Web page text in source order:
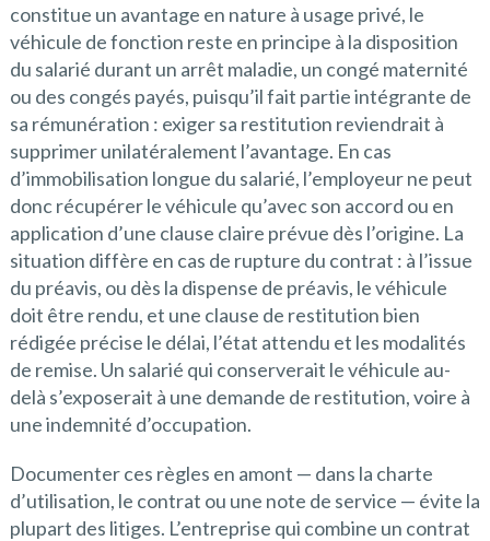
constitue un avantage en nature à usage privé, le
véhicule de fonction reste en principe à la disposition
du salarié durant un arrêt maladie, un congé maternité
ou des congés payés, puisqu’il fait partie intégrante de
sa rémunération : exiger sa restitution reviendrait à
supprimer unilatéralement l’avantage. En cas
d’immobilisation longue du salarié, l’employeur ne peut
donc récupérer le véhicule qu’avec son accord ou en
application d’une clause claire prévue dès l’origine. La
situation diffère en cas de rupture du contrat : à l’issue
du préavis, ou dès la dispense de préavis, le véhicule
doit être rendu, et une clause de restitution bien
rédigée précise le délai, l’état attendu et les modalités
de remise. Un salarié qui conserverait le véhicule au-
delà s’exposerait à une demande de restitution, voire à
une indemnité d’occupation.
Documenter ces règles en amont — dans la charte
d’utilisation, le contrat ou une note de service — évite la
plupart des litiges. L’entreprise qui combine un contrat